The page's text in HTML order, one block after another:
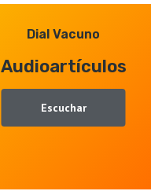
Dial Vacuno
Audioartículos
Escuchar